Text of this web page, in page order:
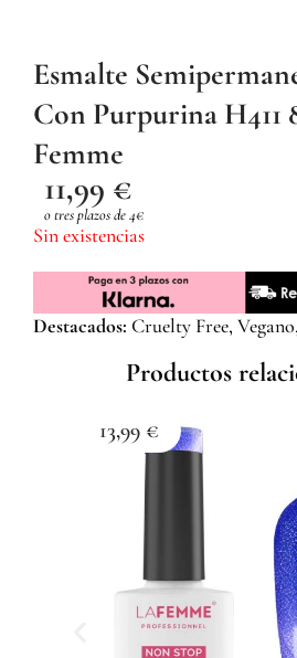
Esmalte
Con Purpurina H411
Femme
11,99 €
o tres plazos de 4€
Sin existencias
Destacados: Cruelty Free,
Productos
13,99 €